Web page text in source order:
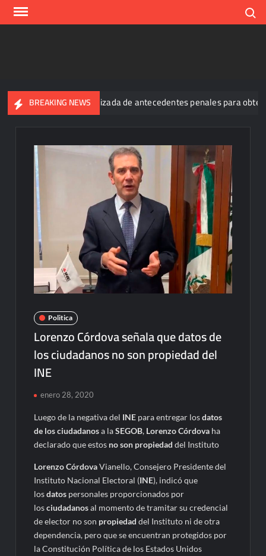
Skip
BREAKING NEWS
exigencia generalizada de antecedentes penales para obtener
Politica
Lorenzo Córdova señala que datos de
los ciudadanos no son propiedad del
INE
enero 28, 2020
Luego de la negativa del INE para entregar losdatos
de los ciudadanosa laSEGOB, Lorenzo Córdova ha
declarado que estos no son propiedad del Instituto
Lorenzo CórdovaVianello, Consejero Presidente del
Instituto Nacional Electoral (INE), indicó que
losdatos personales proporcionados por
losciudadanosal momento de tramitar su credencial
de elector no son propiedad del Instituto ni de otra
dependencia, pero que se encuentran protegidos por
la Constitución Política de los Estados Unidos